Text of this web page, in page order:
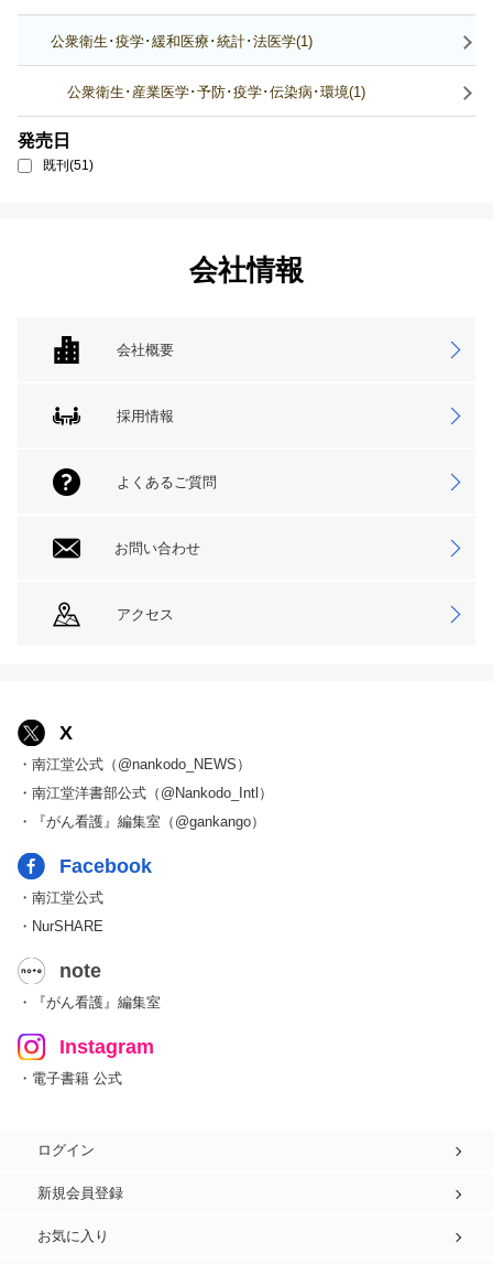
公衆衛生･疫学･緩和医療･統計･法医学(1)
公衆衛生･産業医学･予防･疫学･伝染病･環境(1)
発売日
既刊(51)
会社情報
会社概要
採用情報
よくあるご質問
お問い合わせ
アクセス
X
・南江堂公式（@nankodo_NEWS）
・南江堂洋書部公式（@Nankodo_Intl）
・『がん看護』編集室（@gankango）
Facebook
・南江堂公式
・NurSHARE
note
・『がん看護』編集室
Instagram
・電子書籍 公式
ログイン
新規会員登録
お気に入り